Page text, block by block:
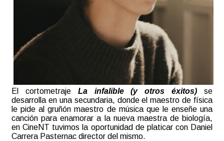
El cortometraje La infalible (y otros éxitos)se
desarrolla en una secundaria, donde el maestro de física
le pide al gruñón maestro de música que le enseñe una
canción para enamorar a la nueva maestra de biología,
en CineNT tuvimos la oportunidad de platicar con Daniel
Carrera Pasternac director del mismo.